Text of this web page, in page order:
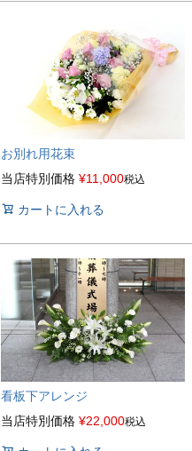
お別れ用花束
当店特別価格 ¥11,000税込
カートに入れる
看板下アレンジ
当店特別価格 ¥22,000税込